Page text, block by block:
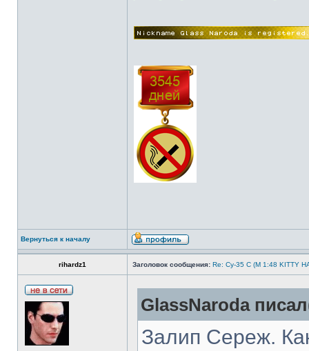
Вернуться к началу
rihardz1 Заголовок сообщения: Re: Су-35 С (М 1:48 KITTY
GlassNaroda
Залип Сереж.